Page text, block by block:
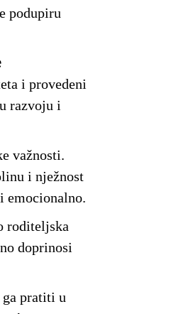
podupiru
i provedeni
razvoju i
važnosti.
i nježnost
emocionalno.
roditeljska
doprinosi
pratiti u